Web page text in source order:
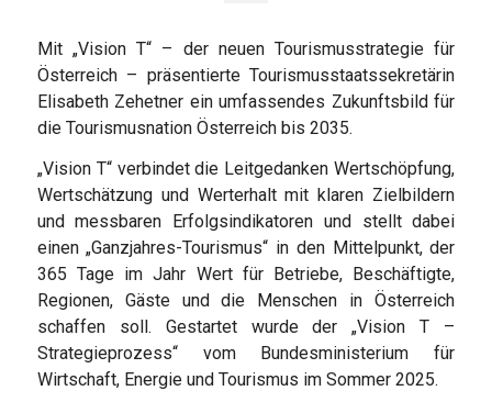
Mit „Vision T“ – der neuen Tourismusstrategie für
Österreich – präsentierte Tourismusstaatssekretärin
Elisabeth Zehetner ein umfassendes Zukunftsbild für
die Tourismusnation Österreich bis 2035.
„Vision T“ verbindet die Leitgedanken Wertschöpfung,
Wertschätzung und Werterhalt mit klaren Zielbildern
und messbaren Erfolgsindikatoren und stellt dabei
einen „Ganzjahres-Tourismus“ in den Mittelpunkt, der
365 Tage im Jahr Wert für Betriebe, Beschäftigte,
Regionen, Gäste und die Menschen in Österreich
schaffen soll. Gestartet wurde der „Vision T –
Strategieprozess“ vom Bundesministerium für
Wirtschaft, Energie und Tourismus im Sommer 2025.